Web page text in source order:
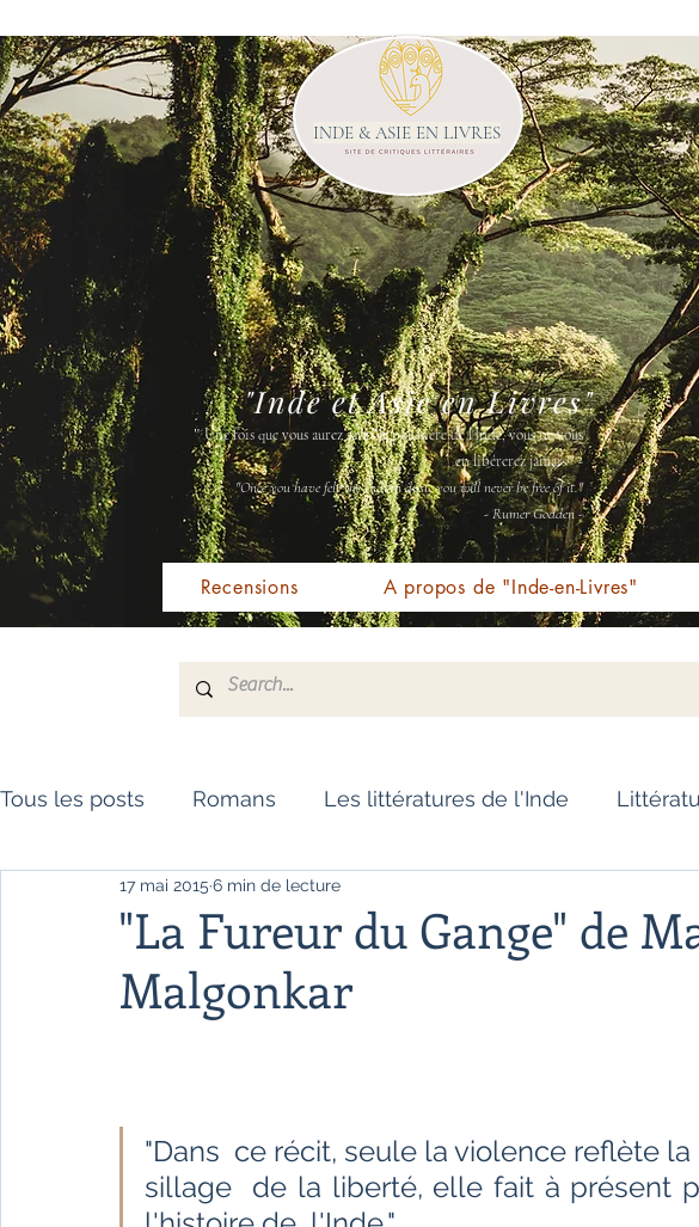
INDE & ASIE EN LIVRES
"Une fois que vous aurez senti la poussière de l'Inde, vous ne vous
en libérerez jamais " -
"Once you have felt the Indian dust, you will never be free of it."
- Rumer Godden -
"Inde et Asie en Livres"
Recensions A propos de "Inde-en-Livres"
Tous les posts Romans Les littératures de l'Inde
Livres de référence Dictionnaire
Témoignages / Récits Romans jeunesse
Littérature tamoule Littérature bengali Littérature
"La Fureur du Gange" de
Malgonkar
17 mai 2015 6 min de lecture
"Dans  ce récit, seule la violence reflète
sillage  de la liberté, elle fait à présent